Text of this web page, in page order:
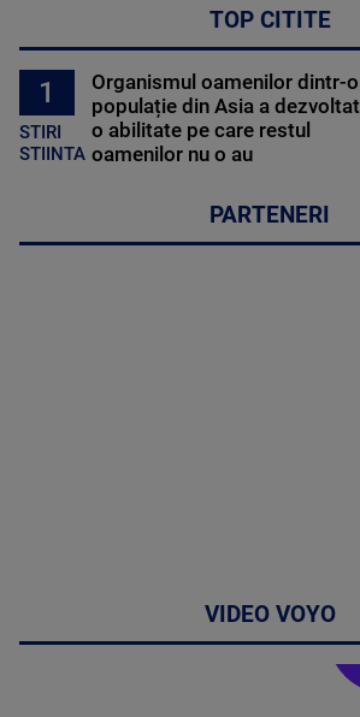
TOP CITITE
1
STIRI
STIINTA
Organismul oamenilor dintr-o
populație din Asia a dezvoltat
o abilitate pe care restul
oamenilor nu o au
PARTENERI
VIDEO VOYO